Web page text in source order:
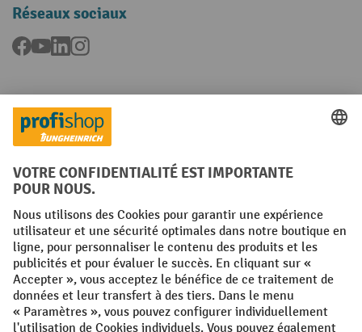
Réseaux sociaux
Facebook
YouTubeLinkedInInstagram
Langues
FR NL
Conditions générales Mentions légales
Protection des Données Politique de cookies
All prices excl. VAT plusshipping costsand possible delivery charges,
if not stated otherwise.
¹ La remise est valable jusqu'à épuisement des stocks. La remise ne